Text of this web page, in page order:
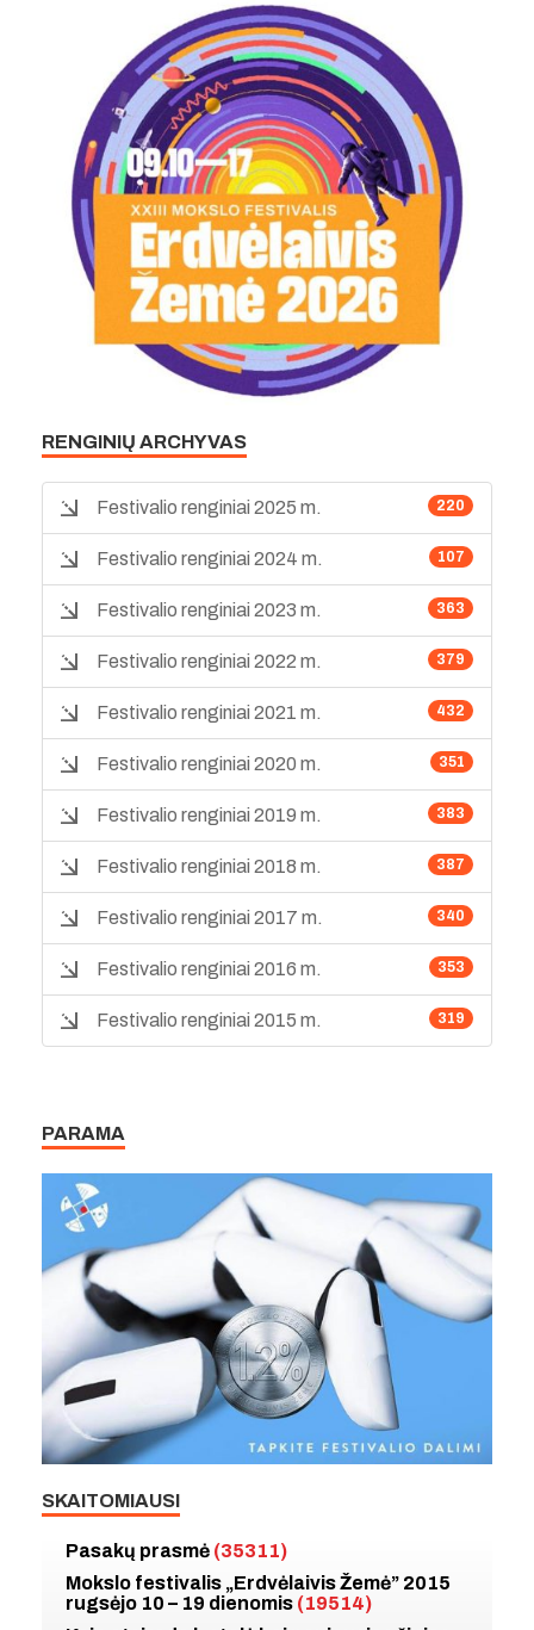
RENGINIŲ ARCHYVAS
220
Festivalio renginiai 2025 m.
107
Festivalio renginiai 2024 m.
363
Festivalio renginiai 2023 m.
379
Festivalio renginiai 2022 m.
432
Festivalio renginiai 2021 m.
351
Festivalio renginiai 2020 m.
383
Festivalio renginiai 2019 m.
387
Festivalio renginiai 2018 m.
340
Festivalio renginiai 2017 m.
353
Festivalio renginiai 2016 m.
319
Festivalio renginiai 2015 m.
PARAMA
SKAITOMIAUSI
Pasakų prasmė (35311)
Mokslo festivalis „Erdvėlaivis Žemė” 2015
rugsėjo 10 – 19 dienomis (19514)